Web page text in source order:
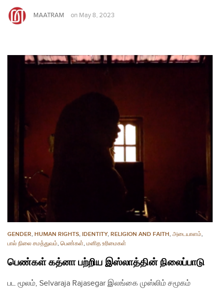
MAATRAM on May 8, 2023
GENDER, HUMAN RIGHTS, IDENTITY, RELIGION AND FAITH, அடையாளம்,
பால் நிலை சமத்துவம், பெண்கள், மனித உரிமைகள்
பெண்கள் கத்னா பற்றிய இஸ்லாத்தின் நிலைப்பாடு
பட மூலம், Selvaraja Rajasegar இலங்கை முஸ்லிம் சமூகம்